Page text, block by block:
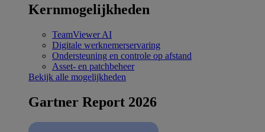
Kernmogelijkheden
TeamViewer AI
Digitale werknemerservaring
Ondersteuning en controle op afstand
Asset- en patchbeheer
Bekijk alle mogelijkheden
Gartner Report 2026